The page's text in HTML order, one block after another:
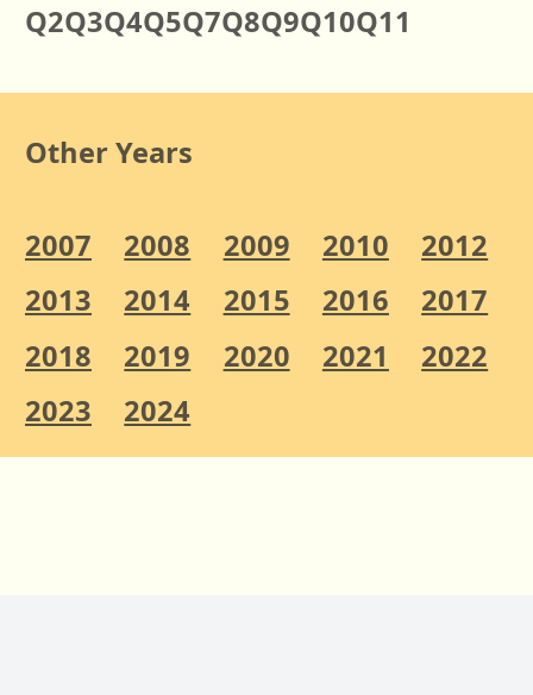
Q2Q3Q4Q5Q7Q8Q9Q10Q11
Other Years
2007 2008 2009 2010
2012
2013
2014 2015 2016
2017
2018
2019 2020 2021
2022
2023
2024